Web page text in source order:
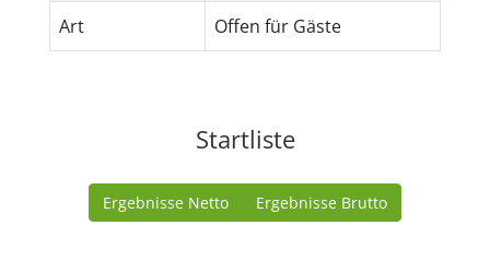
Art Offen für Gäste
Startliste
Ergebnisse Netto Ergebnisse Brutto